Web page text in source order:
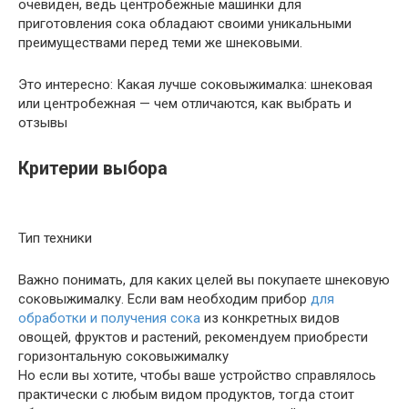
очевиден, ведь центробежные машинки для
приготовления сока обладают своими уникальными
преимуществами перед теми же шнековыми.
Это интересно: Какая лучше соковыжималка: шнековая
или центробежная — чем отличаются, как выбрать и
отзывы
Критерии выбора
Тип техники
Важно понимать, для каких целей вы покупаете шнековую
соковыжималку. Если вам необходим прибор для
обработки и получения сока из конкретных видов
овощей, фруктов и растений, рекомендуем приобрести
горизонтальную соковыжималку
Но если вы хотите, чтобы ваше устройство справлялось
практически с любым видом продуктов, тогда стоит